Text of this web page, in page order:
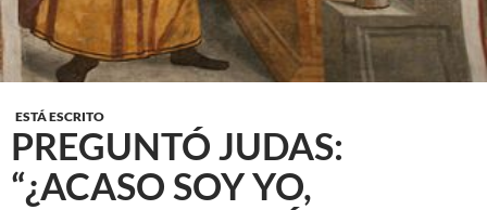
ESTÁ ESCRITO
PREGUNTÓ JUDAS:
“¿ACASO SOY YO,